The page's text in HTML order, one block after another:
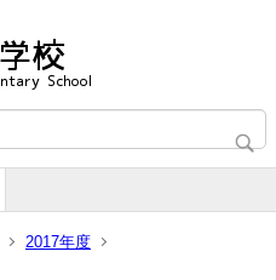
2017年度